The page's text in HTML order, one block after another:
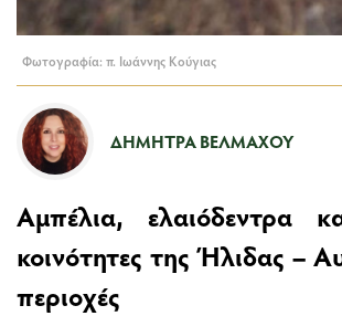
Φωτογραφία: π. Ιωάννης Κούγιας
ΔΉΜΗΤΡΑ ΒΈΛΜΑΧΟΥ
Αμπέλια, ελαιόδεντρα
κοινότητες της Ήλιδας –
περιοχές